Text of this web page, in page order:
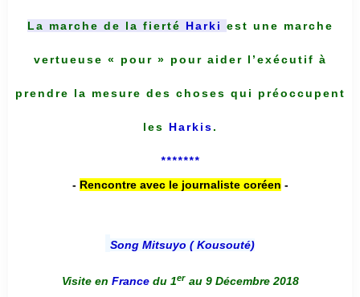
La marche de la fierté Harki est une marche
vertueuse « pour » pour aider l’exécutif à
prendre la mesure des choses qui préoccupent
les Harkis.
*******
- Rencontre avec le journaliste coréen -
Song Mitsuyo ( Kousouté)
Visite en France du 1er au 9 Décembre 2018